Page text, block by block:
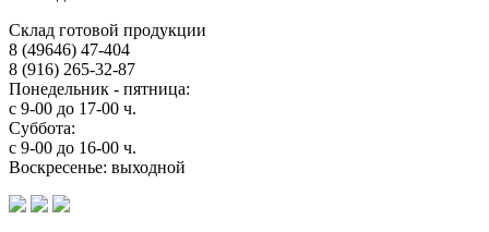
Склад готовой продукции
8 (49646) 47-404
8 (916) 265-32-87
Понедельник - пятница:
с 9-00 до 17-00 ч.
Суббота:
с 9-00 до 16-00 ч.
Воскресенье: выходной